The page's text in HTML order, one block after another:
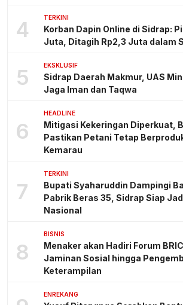
4 TERKINI
Korban Dapin Online di Sidrap:
Juta, Ditagih Rp2,3 Juta dalam
5 EKSKLUSIF
Sidrap Daerah Makmur, UAS
Jaga Iman dan Taqwa
6
HEADLINE
Mitigasi Kekeringan Diperkuat,
Pastikan Petani Tetap
Kemarau
7
TERKINI
Bupati Syaharuddin Dampingi
Pabrik Beras 35, Sidrap Siap
Nasional
8
BISNIS
Menaker akan Hadiri Forum
Jaminan Sosial hingga
Keterampilan
ENREKANG